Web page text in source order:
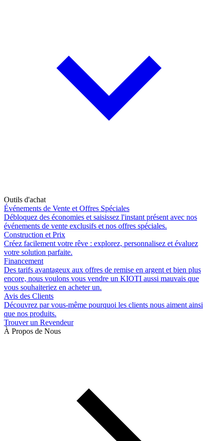
Outils d'achat
Événements de Vente et Offres Spéciales
Débloquez des économies et saisissez l'instant présent avec nos
événements de vente exclusifs et nos offres spéciales.
Construction et Prix
Créez facilement votre rêve : explorez, personnalisez et évaluez
votre solution parfaite.
Financement
Des tarifs avantageux aux offres de remise en argent et bien plus
encore, nous voulons vous vendre un KIOTI aussi mauvais que
vous souhaiteriez en acheter un.
Avis des Clients
Découvrez par vous-même pourquoi les clients nous aiment ainsi
que nos produits.
Trouver un Revendeur
À Propos de Nous